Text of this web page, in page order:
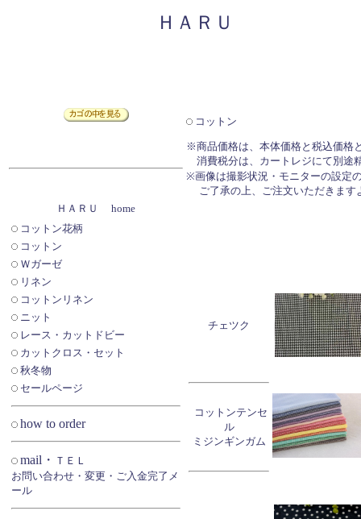
ＨＡＲＵ
コットン
※商品価格は、本体価格と税込価格
消費税分は、カートレジにて別途
※画像は撮影状況・モニターの設定
ご了承の上、ご注文いただきます
ＨＡＲＵ home
コットン花柄
コットン
Ｗガーゼ
リネン
コットンリネン
ニット
レース・カットドビー
カットクロス・セット
秋冬物
セールページ
how to order
mail・ ＴＥＬ
お問い合わせ・変更・ご入金完了メ
ール
チェツク
コットンテンセ
ル
ミジンギンガム